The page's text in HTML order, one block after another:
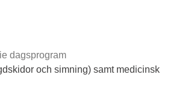
dagsprogram
och simning) samt medicinsk